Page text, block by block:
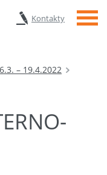
Kontakty Menu
– 19.4.2022